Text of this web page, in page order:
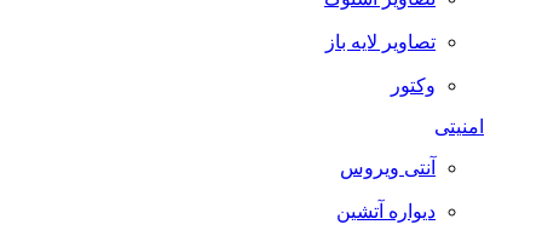
تصاویر لایه باز
وکتور
آنتی ویروس
دیواره آتشین